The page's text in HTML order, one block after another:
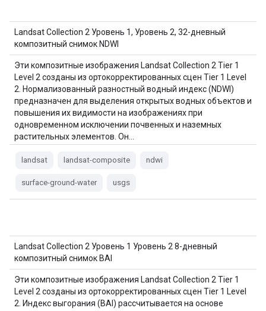
Landsat Collection 2 Уровень 1, Уровень 2, 32-дневный
композитный снимок NDWI
Эти композитные изображения Landsat Collection 2 Tier 1
Level 2 созданы из ортокорректированных сцен Tier 1 Level
2. Нормализованный разностный водный индекс (NDWI)
предназначен для выделения открытых водных объектов и
повышения их видимости на изображениях при
одновременном исключении почвенных и наземных
растительных элементов. Он…
landsat landsat-composite ndwi
surface-ground-water usgs
Landsat Collection 2 Уровень 1 Уровень 2 8-дневный
композитный снимок BAI
Эти композитные изображения Landsat Collection 2 Tier 1
Level 2 созданы из ортокорректированных сцен Tier 1 Level
2. Индекс выгорания (BAI) рассчитывается на основе